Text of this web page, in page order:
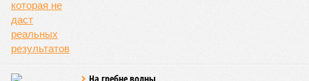
В Дагестане после ливней 18 сёл остаются без
транспортного сообщения